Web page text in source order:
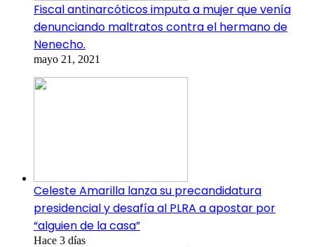
Fiscal antinarcóticos imputa a mujer que venía
denunciando maltratos contra el hermano de
Nenecho.
mayo 21, 2021
Celeste Amarilla lanza su precandidatura
presidencial y desafía al PLRA a apostar por
“alguien de la casa”
Hace 3 días